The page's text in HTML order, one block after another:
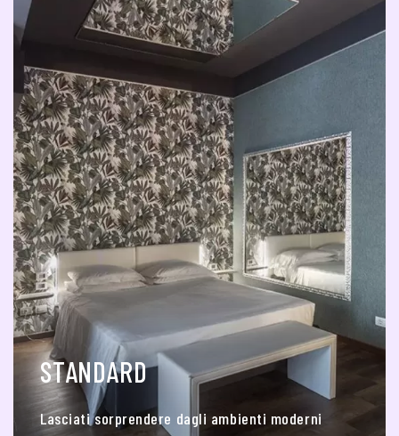
STANDARD
Lasciati sorprendere dagli ambienti moderni